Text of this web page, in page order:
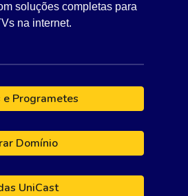
soluções completas para
na internet.
e Programetes
Domínio
UniCast